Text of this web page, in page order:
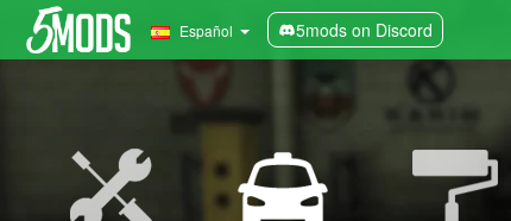
Español 5mods on Discord